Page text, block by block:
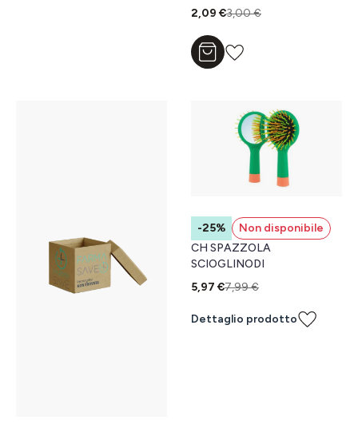
2,09 €3,00 €
Aggiungi al carrello
-25%
Non disponibile
CH SPAZZOLA
SCIOGLINODI
5,97 €7,99 €
Dettaglio prodotto